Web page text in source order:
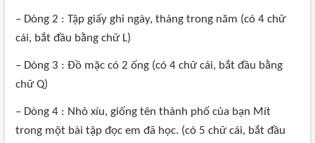
– Dòng 2 : Tập giấy ghi ngày, tháng trong năm (có 4 chữ
cái, bắt đầu bằng chữ L)
– Dòng 3 : Đồ mặc có 2 ống (có 4 chữ cái, bắt đầu bằng
chữ Q)
– Dòng 4 : Nhỏ xíu, giống tên thành phố của bạn Mít
trong một bài tập đọc em đã học. (có 5 chữ cái, bắt đầu